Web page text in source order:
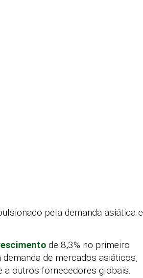
pela demanda asiática e
de 8,3% no primeiro
de mercados asiáticos,
a outros fornecedores globais.